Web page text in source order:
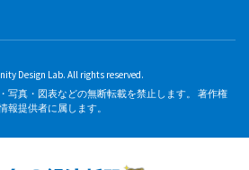
Design Lab. All rights reserved.
写真・図表などの無断転載を禁止します。 著作権
報提供者に属します。